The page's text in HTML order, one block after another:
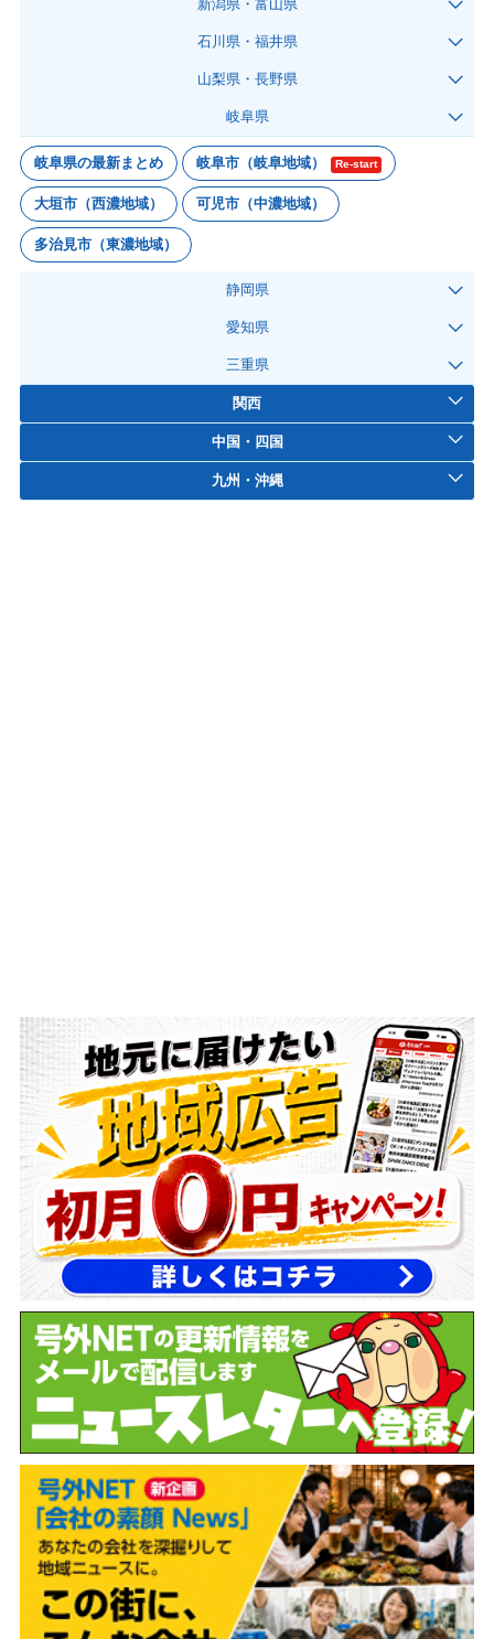
新潟県・富山県
石川県・福井県
山梨県・長野県
岐阜県
岐阜県の最新まとめ 岐阜市（岐阜地域） Re-start
大垣市（西濃地域） 可児市（中濃地域）
多治見市（東濃地域）
静岡県
愛知県
三重県
関西
中国・四国
九州・沖縄